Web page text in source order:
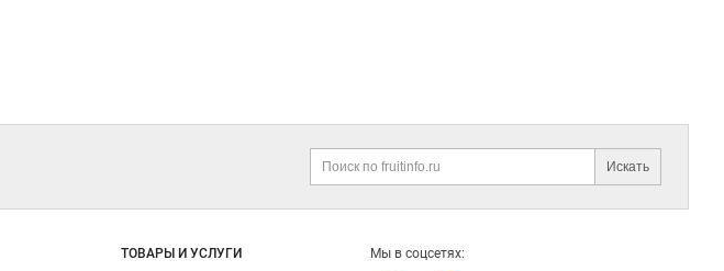
Искать
ТОВАРЫ И УСЛУГИ Мы в соцсетях: